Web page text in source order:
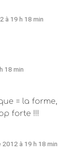
à 19 h 18 min
18 min
= la
forte !!!
2012 à 19 h 18 min